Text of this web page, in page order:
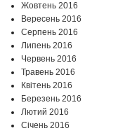
Жовтень 2016
Вересень 2016
Серпень 2016
Липень 2016
Червень 2016
Травень 2016
Квітень 2016
Березень 2016
Лютий 2016
Січень 2016